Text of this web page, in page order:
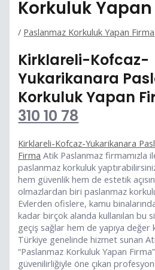
Korkuluk
/ Paslanmaz Korkuluk Yapan Firma
Kirklareli-Kofcaz-
Yukarikanara
Korkuluk Yapan
310 10 78
Kirklareli-Kofcaz-Yukarikanara
Firma Atik Paslanmaz firmamızla
paslanmaz korkuluk
hem güvenlik hem de estetik
olmazlardan biri paslanmaz
Evlerden ofislere, kamu
kadar birçok alanda kullanılan bu
geçiş sağlar hem de yapıya
Türkiye genelinde hizmet sunan
“Paslanmaz Korkuluk Yapan
güvenilirliğiyle öne çıkan